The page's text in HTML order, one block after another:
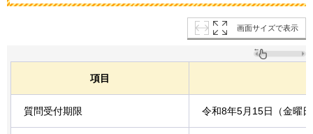
画面サイズで表示
項目
質問受付期限 令和8年5月15日（金曜